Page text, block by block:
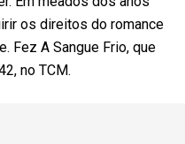
os direitos do romance
Fez A Sangue Frio, que
no TCM.